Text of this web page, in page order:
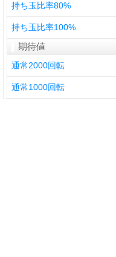
持ち玉比率80%
持ち玉比率100%
期待値
通常2000回転
通常1000回転